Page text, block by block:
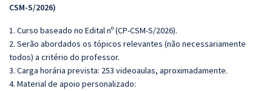
CSM-S/2026)
1. Curso baseado no Edital nº (CP-CSM-S/2026).
2. Serão abordados os tópicos relevantes (não necessariamente
todos) a critério do professor.
3. Carga horária prevista: 253 videoaulas, aproximadamente.
4. Material de apoio personalizado: